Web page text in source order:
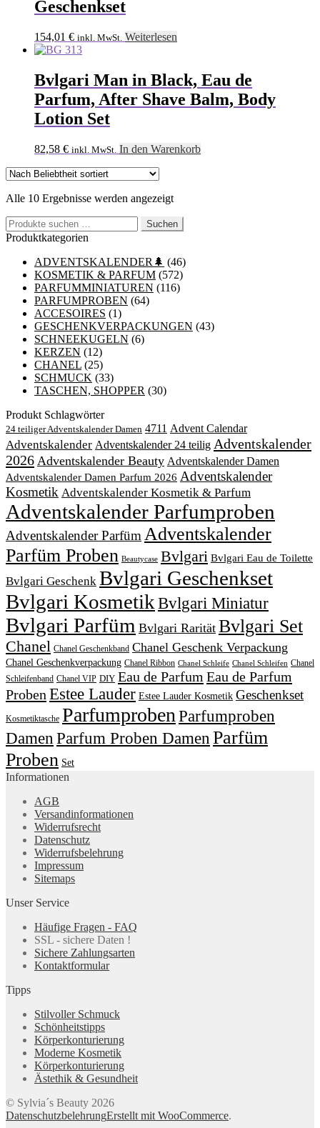
Geschenkset
154,01 € inkl. MwSt. Weiterlesen
Bvlgari Man in Black, Eau de
Parfum, After Shave Balm, Body
Lotion Set
82,58 € inkl. MwSt. In den Warenkorb
Alle 10 Ergebnisse werden angezeigtNach
sortiert
Suchen
nach:
Suchen
Produktkategorien
ADVENTSKALENDER🌲 (46)
KOSMETIK & PARFUM (572)
PARFUMMINIATUREN (116)
PARFUMPROBEN (64)
ACCESOIRES (1)
GESCHENKVERPACKUNGEN (43)
SCHNEEKUGELN (6)
KERZEN (12)
CHANEL (25)
SCHMUCK (33)
TASCHEN, SHOPPER (30)
Produkt Schlagwörter
24 teiliger Adventskalender Damen 4711 Advent Calendar
Adventskalender Adventskalender 24 teilig Adventskalender
2026 Adventskalender Beauty Adventskalender Damen
Adventskalender Damen Parfum 2026 Adventskalender
Kosmetik Adventskalender Kosmetik & Parfum
Adventskalender Parfumproben
Adventskalender Parfüm Adventskalender
Parfüm Proben Beautycase Bvlgari Bvlgari Eau de Toilette
Bvlgari Geschenk Bvlgari Geschenkset
Bvlgari KosmetikBvlgari Miniatur
Bvlgari Parfüm Bvlgari Rarität Bvlgari Set
Chanel Chanel Geschenkband Chanel Geschenk Verpackung
Chanel Geschenkverpackung Chanel Ribbon Chanel Schleife Chanel Schleifen Chanel
Schleifenband Chanel VIP DIY Eau de Parfum Eau de Parfum
Proben Estee Lauder Estee Lauder Kosmetik Geschenkset
Kosmetiktasche Parfumproben Parfumproben
Damen Parfum Proben Damen Parfüm
Proben Set
Informationen
AGB
Versandinformationen
Widerrufsrecht
Datenschutz
Widerrufsbelehrung
Impressum
Sitemaps
Unser Service
Häufige Fragen - FAQ
SSL - sichere Daten !
Sichere Zahlungsarten
Kontaktformular
Tipps
Stilvoller Schmuck
Schönheitstipps
Körperkonturierung
Moderne Kosmetik
Körperkonturierung
Ästethik & Gesundheit
© Sylvia´s Beauty 2026
DatenschutzbelehrungErstellt mit WooCommerce.